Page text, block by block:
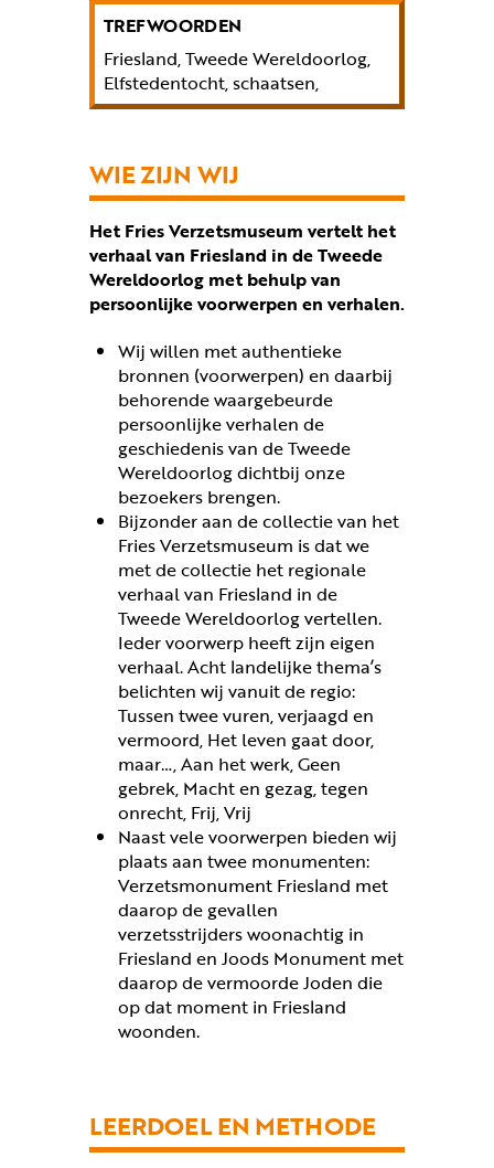
TREFWOORDEN
Friesland, Tweede Wereldoorlog,
Elfstedentocht, schaatsen,
WIE ZIJN WIJ
Het Fries Verzetsmuseum vertelt het
verhaal van Friesland in de Tweede
Wereldoorlog met behulp van
persoonlijke voorwerpen en verhalen.
Wij willen met authentieke
bronnen (voorwerpen) en daarbij
behorende waargebeurde
persoonlijke verhalen de
geschiedenis van de Tweede
Wereldoorlog dichtbij onze
bezoekers brengen.
Bijzonder aan de collectie van het
Fries Verzetsmuseum is dat we
met de collectie het regionale
verhaal van Friesland in de
Tweede Wereldoorlog vertellen.
Ieder voorwerp heeft zijn eigen
verhaal. Acht landelijke thema’s
belichten wij vanuit de regio:
Tussen twee vuren, verjaagd en
vermoord, Het leven gaat door,
maar…, Aan het werk, Geen
gebrek, Macht en gezag, tegen
onrecht, Frij, Vrij
Naast vele voorwerpen bieden wij
plaats aan twee monumenten:
Verzetsmonument Friesland met
daarop de gevallen
verzetsstrijders woonachtig in
Friesland en Joods Monument met
daarop de vermoorde Joden die
op dat moment in Friesland
woonden.
LEERDOEL EN METHODE